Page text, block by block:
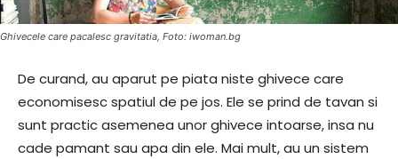
Ghivecele care pacalesc gravitatia, Foto: iwoman.bg
De curand, au aparut pe piata niste ghivece care
economisesc spatiul de pe jos. Ele se prind de tavan si
sunt practic asemenea unor ghivece intoarse, insa nu
cade pamant sau apa din ele. Mai mult, au un sistem